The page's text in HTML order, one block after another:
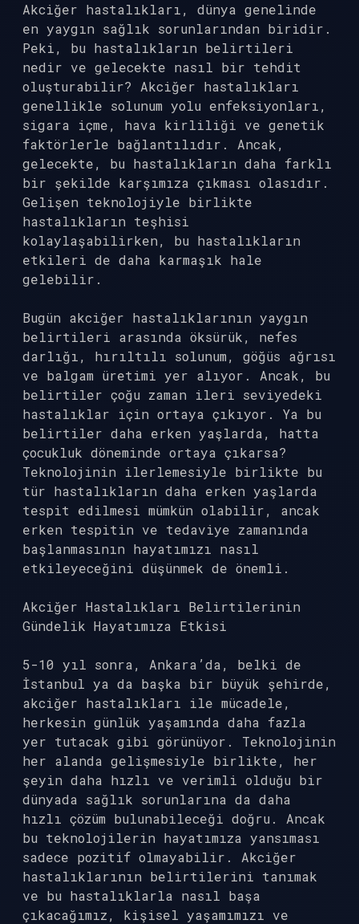
Akciğer hastalıkları, dünya genelinde
en yaygın sağlık sorunlarından biridir.
Peki, bu hastalıkların belirtileri
nedir ve gelecekte nasıl bir tehdit
oluşturabilir? Akciğer hastalıkları
genellikle solunum yolu enfeksiyonları,
sigara içme, hava kirliliği ve genetik
faktörlerle bağlantılıdır. Ancak,
gelecekte, bu hastalıkların daha farklı
bir şekilde karşımıza çıkması olasıdır.
Gelişen teknolojiyle birlikte
hastalıkların teşhisi
kolaylaşabilirken, bu hastalıkların
etkileri de daha karmaşık hale
gelebilir.
Bugün akciğer hastalıklarının yaygın
belirtileri arasında öksürük, nefes
darlığı, hırıltılı solunum, göğüs ağrısı
ve balgam üretimi yer alıyor. Ancak, bu
belirtiler çoğu zaman ileri seviyedeki
hastalıklar için ortaya çıkıyor. Ya bu
belirtiler daha erken yaşlarda, hatta
çocukluk döneminde ortaya çıkarsa?
Teknolojinin ilerlemesiyle birlikte bu
tür hastalıkların daha erken yaşlarda
tespit edilmesi mümkün olabilir, ancak
erken tespitin ve tedaviye zamanında
başlanmasının hayatımızı nasıl
etkileyeceğini düşünmek de önemli.
Akciğer Hastalıkları Belirtilerinin
Gündelik Hayatımıza Etkisi
5-10 yıl sonra, Ankara’da, belki de
İstanbul ya da başka bir büyük şehirde,
akciğer hastalıkları ile mücadele,
herkesin günlük yaşamında daha fazla
yer tutacak gibi görünüyor. Teknolojinin
her alanda gelişmesiyle birlikte, her
şeyin daha hızlı ve verimli olduğu bir
dünyada sağlık sorunlarına da daha
hızlı çözüm bulunabileceği doğru. Ancak
bu teknolojilerin hayatımıza yansıması
sadece pozitif olmayabilir. Akciğer
hastalıklarının belirtilerini tanımak
ve bu hastalıklarla nasıl başa
çıkacağımız, kişisel yaşamımızı ve